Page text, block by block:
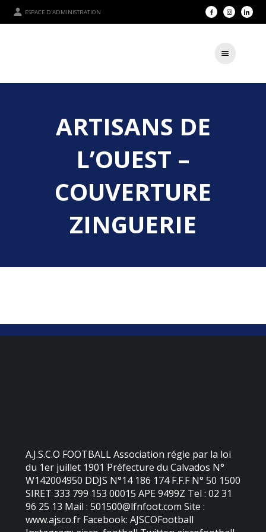
ESPACE D'ADMINISTRATION
ARTISANS DE
L’OUEST –
COUVERTURE
ZINGUERIE
A.J.S.C.O FOOTBALL Association régie par la loi
du 1er juillet 1901 Préfecture du Calvados N°
W142004950 DDJS N°14 186 174 F.F.F N° 50 1500
SIRET 333 799 153 00015 APE 9499Z Tel : 02 31
96 25 13 Mail : 501500@lfnfoot.com Site :
www.ajsco.fr Facebook: AJSCOFootball